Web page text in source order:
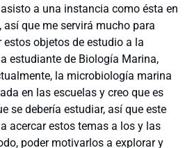
a una instancia como ésta en
que me servirá mucho para
objetos de estudio a la
estudiante de Biología Marina,
la microbiología marina
en las escuelas y creo que es
se debería estudiar, así que este
acercar estos temas a los y las
poder motivarlos a explorar y